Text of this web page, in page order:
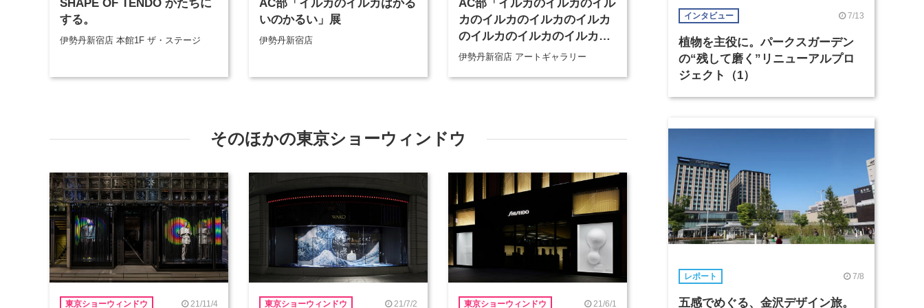
SHAPE OF TENDO かたちに
する。
伊勢丹新宿店 本館1F ザ・ステージ
AC部「イルカのイルカはかる
いのかるい」展
伊勢丹新宿店
AC部「イルカのイルカのイル
カのイルカのイルカのイルカ
のイルカのイルカのイルカ
展」
伊勢丹新宿店 アートギャラリー
そのほかの東京ショーウィンドウ
東京ショーウィンドウ 21/11/4 東京ショーウィンドウ 21/7/2 東京ショーウィンドウ 21/6/1
インタビュー 7/13
植物を主役に。パークスガーデン
の“残して磨く”リニューアルプロ
ジェクト（1）
レポート 7/8
五感でめぐる、金沢デザイン旅。